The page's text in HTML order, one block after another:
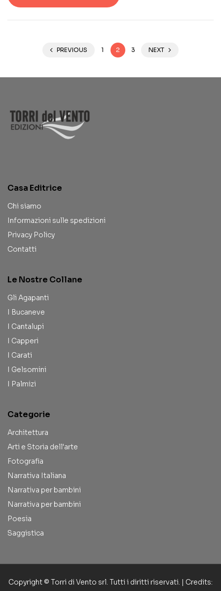
PREVIOUS 1 2 3 NEXT
Casa Editrice
Chi siamo
Informazioni sulle spedizioni
Privacy Policy
Contatti
Le Nostre Collane
Gli Agapanti
I Bucaneve
I Cantalupi
I Capperi
I Carati
I Gelsomini
I Palmizi
Categorie
Architettura
Arti e Storia dell'arte
Fotografia
Narrativa Italiana
Narrativa per bambini
Narrativa per bambini
Poesia
Saggistica
Copyright © Torri di Vento srl. Tutti i diritti riservati. | Credits: